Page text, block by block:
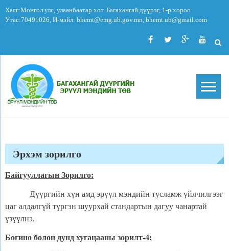
to
Хаяг:Монгол улс, улаанбаатар хот. Багахангай дүүрэг, 1-р хороо
Утас:70491026, И-мэйл: bhemt@emg.ub.gov.mn, bhemt.ub@gmail.com
Багахангай дүүргийн эрүүл
Эрхэм зорилго
Байгууллагын Зорилго:
Дүүргийн хүн амд эрүүл мэндийн тусламж үйлчилгээг
цаг алдалгүй түргэн шуурхай стандартын дагуу чанартай
үзүүлнэ.
Богино болон дунд хугацааны зорилт-4: